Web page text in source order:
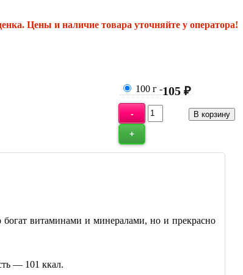
Цены и наличие товара уточняйте у оператора!
100 г -105 ₽
витаминами и минералами, но и прекрасно
— 101 ккал.